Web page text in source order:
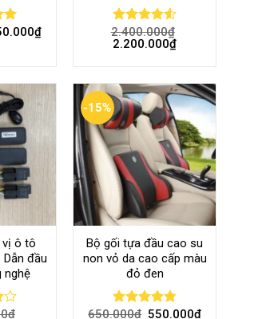
₫ Rated4.56
out of 5
2.400.000₫
2.200.000₫
vị ô tô
Dẫn đầu
nghệ
₫
-15%
Bộ gối tựa đầu cao su
non vỏ da cao cấp màu
đỏ đen
Rated4.80
650.000₫ 550.000₫